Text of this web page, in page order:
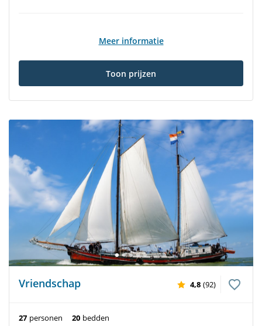
Meer informatie
Toon prijzen
Vriendschap 4,8 (92)
27 personen 20 bedden